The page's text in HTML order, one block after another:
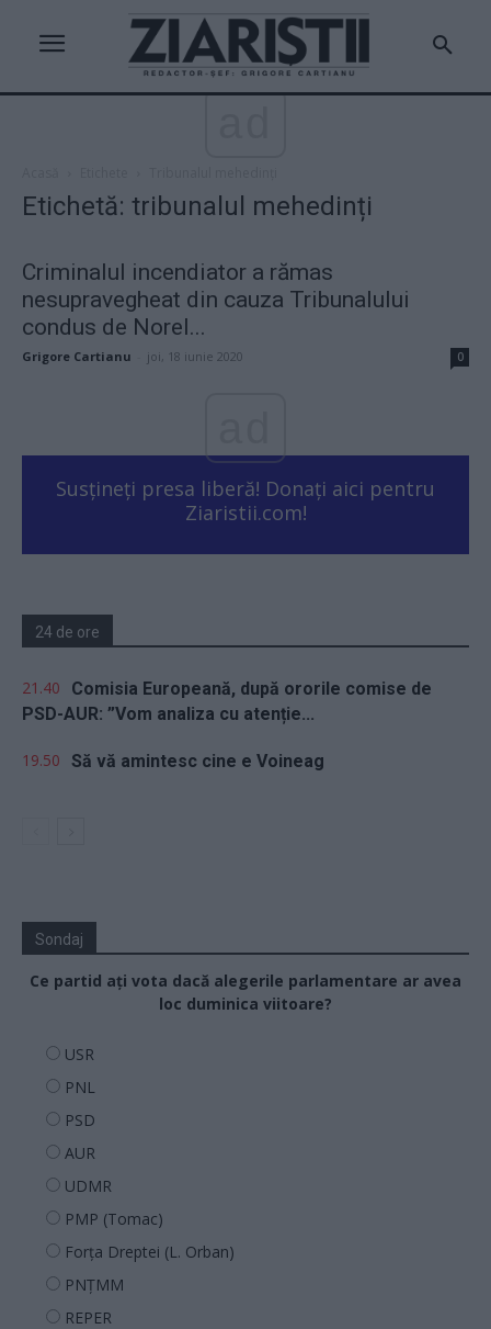
Etichetă: tribunalul mehedinți
Criminalul incendiator a rămas
nesupravegheat din cauza Tribunalului
condus de Norel...
Grigore Cartianu joi, 18 iunie 2020 0
Susțineți presa liberă! Donați aici pentru
Ziaristii.com!
24 de ore
21.40
Comisia Europeană, după ororile comise de
PSD-AUR: ”Vom analiza cu atenție...
19.50 Să vă amintesc cine e Voineag
Sondaj
Ce partid ați vota dacă alegerile parlamentare ar avea
loc duminica viitoare?
USR
PNL
PSD
AUR
UDMR
PMP (Tomac)
Forța Dreptei (L. Orban)
PNȚMM
REPER